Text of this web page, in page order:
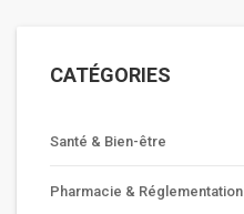
CATÉGORIES
Santé & Bien-être
Pharmacie & Réglementation